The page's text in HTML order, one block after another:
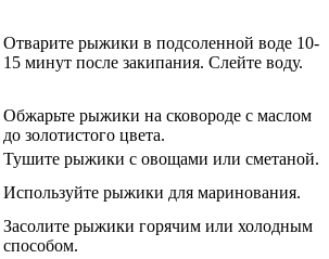
Отварите рыжики в подсоленной воде 10-
15 минут после закипания. Слейте воду.
Обжарьте рыжики на сковороде с маслом
до золотистого цвета.
Тушите рыжики с овощами или сметаной.
Используйте рыжики для маринования.
Засолите рыжики горячим или холодным
способом.